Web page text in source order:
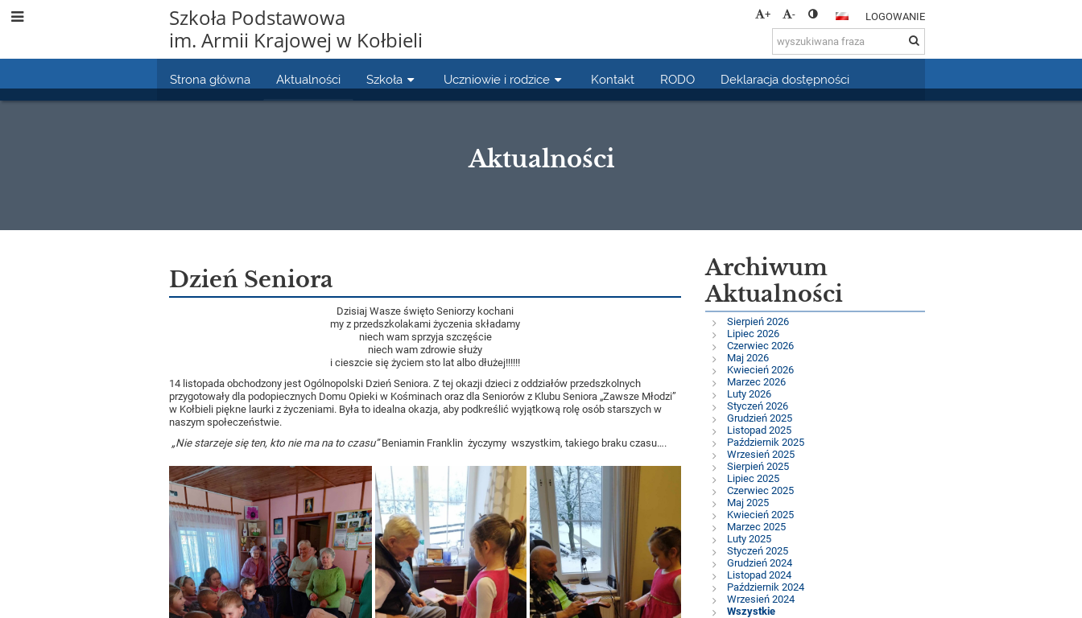
Szkoła Podstawowa
im. Armii Krajowej w Kołbieli
+ - LOGOWANIE
Strona główna Aktualności Szkoła Uczniowie i rodzice Kontakt RODO Deklaracja dostępności
Aktualności
Aktualności
Dzień Seniora
Dzisiaj Wasze święto Seniorzy kochani
my z przedszkolakami życzenia składamy
niech wam sprzyja szczęście
niech wam zdrowie służy
i cieszcie się życiem sto lat albo dłużej!!!!!!
14 listopada obchodzony jest Ogólnopolski Dzień Seniora. Z tej okazji dzieci z oddziałów przedszkolnych
przygotowały dla podopiecznych Domu Opieki w Kośminach oraz dla Seniorów z Klubu Seniora „Zawsze Młodzi”
w Kołbieli piękne laurki z życzeniami. Była to idealna okazja, aby podkreślić wyjątkową rolę osób starszych w
naszym społeczeństwie.
„Nie starzeje się ten, kto nie ma na to czasu”Beniamin Franklin życzymy wszystkim, takiego braku czasu….
Archiwum
Aktualności
Sierpień 2026
Lipiec 2026
Czerwiec 2026
Maj 2026
Kwiecień 2026
Marzec 2026
Luty 2026
Styczeń 2026
Grudzień 2025
Listopad 2025
Październik 2025
Wrzesień 2025
Sierpień 2025
Lipiec 2025
Czerwiec 2025
Maj 2025
Kwiecień 2025
Marzec 2025
Luty 2025
Styczeń 2025
Grudzień 2024
Listopad 2024
Październik 2024
Wrzesień 2024
Wszystkie